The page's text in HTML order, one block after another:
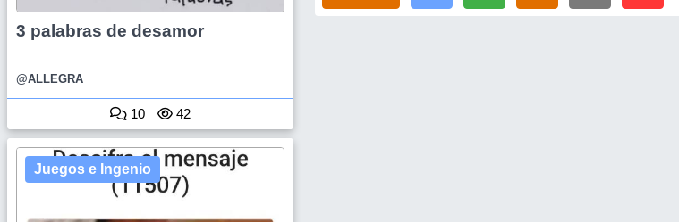
3 palabras de desamor
@ALLEGRA
10 42
Juegos e Ingenio